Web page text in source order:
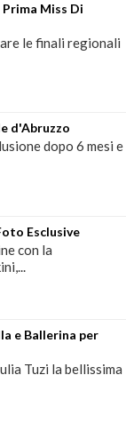
Prima Miss Di
le finali regionali
d'Abruzzo
dopo 6 mesi e
Esclusive
con la
e Ballerina per
Tuzi la bellissima